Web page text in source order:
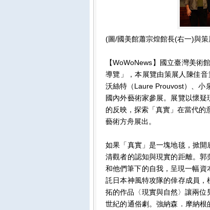
(圖/國美館蕭宗煌館長(右一)與
【WoWoNews】國立臺灣美
導覽」，本展覽由策展人陳佳
沃絲特（Laure Prouvost）、小
國內外藝術家參展。展覽以懷
的反映，探索「真實」在當代
藝術方舟展出。
如果「真實」是一塊地毯，掀
清觀者的認知與現實的距離。
和他們筆下的自我，呈現一幅
託日本神風特攻隊的倖存成員
拓的作品〈現實與自然〉讓兩
世紀的通俗劇。強納森．摩納